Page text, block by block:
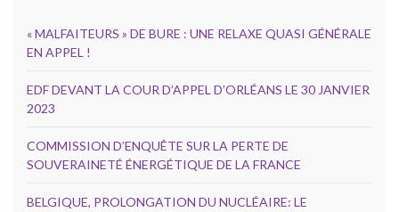
« MALFAITEURS » DE BURE : UNE RELAXE QUASI GÉNÉRALE
EN APPEL !
EDF DEVANT LA COUR D’APPEL D’ORLÉANS LE 30 JANVIER
2023
COMMISSION D’ENQUÊTE SUR LA PERTE DE
SOUVERAINETÉ ÉNERGÉTIQUE DE LA FRANCE
BELGIQUE, PROLONGATION DU NUCLÉAIRE: LE